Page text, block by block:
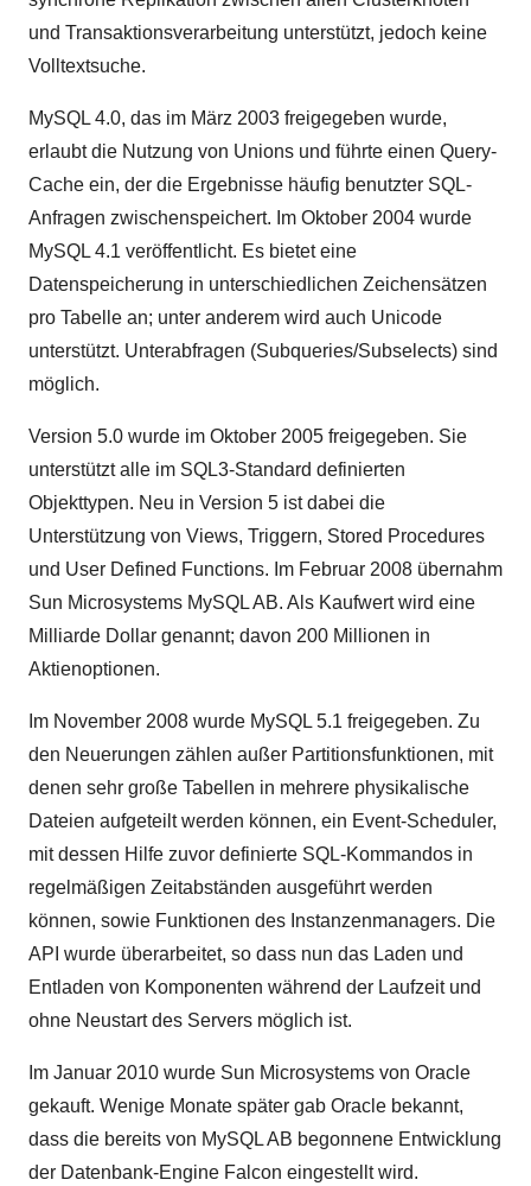
und Transaktionsverarbeitung unterstützt, jedoch keine
Volltextsuche.
MySQL 4.0, das im März 2003 freigegeben wurde,
erlaubt die Nutzung von Unions und führte einen Query-
Cache ein, der die Ergebnisse häufig benutzter SQL-
Anfragen zwischenspeichert. Im Oktober 2004 wurde
MySQL 4.1 veröffentlicht. Es bietet eine
Datenspeicherung in unterschiedlichen Zeichensätzen
pro Tabelle an; unter anderem wird auch Unicode
unterstützt. Unterabfragen (Subqueries/Subselects) sind
möglich.
Version 5.0 wurde im Oktober 2005 freigegeben. Sie
unterstützt alle im SQL3-Standard definierten
Objekttypen. Neu in Version 5 ist dabei die
Unterstützung von Views, Triggern, Stored Procedures
und User Defined Functions. Im Februar 2008 übernahm
Sun Microsystems MySQL AB. Als Kaufwert wird eine
Milliarde Dollar genannt; davon 200 Millionen in
Aktienoptionen.
Im November 2008 wurde MySQL 5.1 freigegeben. Zu
den Neuerungen zählen außer Partitionsfunktionen, mit
denen sehr große Tabellen in mehrere physikalische
Dateien aufgeteilt werden können, ein Event-Scheduler,
mit dessen Hilfe zuvor definierte SQL-Kommandos in
regelmäßigen Zeitabständen ausgeführt werden
können, sowie Funktionen des Instanzenmanagers. Die
API wurde überarbeitet, so dass nun das Laden und
Entladen von Komponenten während der Laufzeit und
ohne Neustart des Servers möglich ist.
Im Januar 2010 wurde Sun Microsystems von Oracle
gekauft. Wenige Monate später gab Oracle bekannt,
dass die bereits von MySQL AB begonnene Entwicklung
der Datenbank-Engine Falcon eingestellt wird.